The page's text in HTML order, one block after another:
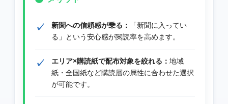
新聞への信頼感が乗る：
「新聞に入ってい
る」という安心感が閲読率を高めます。
エリア×購読紙で配布対象を絞れる： 地域
紙・全国紙など購読層の属性に合わせた選択
が可能です。